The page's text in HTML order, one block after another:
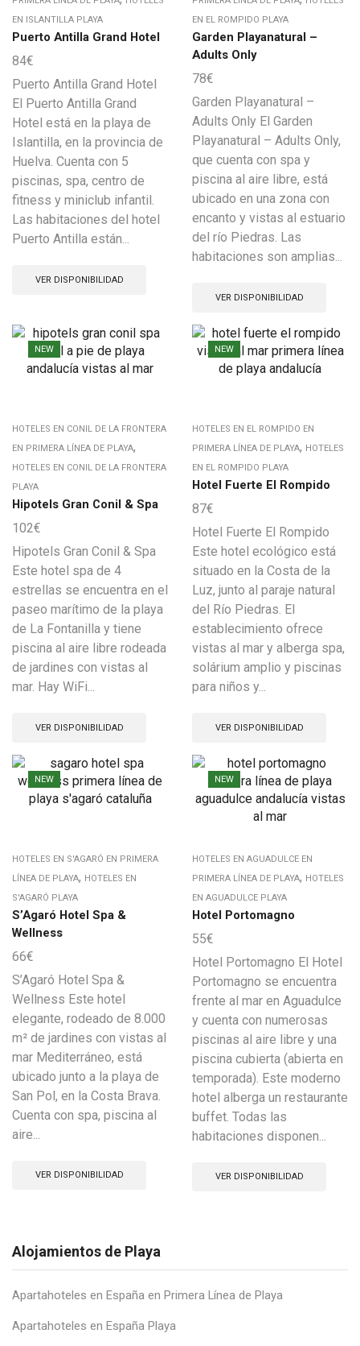
EN ISLANTILLA PLAYA
Puerto Antilla Grand Hotel
84€
Puerto Antilla Grand Hotel
El Puerto Antilla Grand
Hotel está en la playa de
Islantilla, en la provincia de
Huelva. Cuenta con 5
piscinas, spa, centro de
fitness y miniclub infantil.
Las habitaciones del hotel
Puerto Antilla están...
VER DISPONIBILIDAD
EN EL ROMPIDO PLAYA
Garden Playanatural –
Adults Only
78€
Garden Playanatural –
Adults Only El Garden
Playanatural – Adults Only,
que cuenta con spa y
piscina al aire libre, está
ubicado en una zona con
encanto y vistas al estuario
del río Piedras. Las
habitaciones son amplias...
VER DISPONIBILIDAD
NEW
HOTELES EN CONIL DE LA FRONTERA
EN PRIMERA LÍNEA DE PLAYA,
HOTELES EN CONIL DE LA FRONTERA
PLAYA
Hipotels Gran Conil & Spa
102€
Hipotels Gran Conil & Spa
Este hotel spa de 4
estrellas se encuentra en el
paseo marítimo de la playa
de La Fontanilla y tiene
piscina al aire libre rodeada
de jardines con vistas al
mar. Hay WiFi...
VER DISPONIBILIDAD
NEW
HOTELES EN EL ROMPIDO EN
PRIMERA LÍNEA DE PLAYA, HOTELES
EN EL ROMPIDO PLAYA
Hotel Fuerte El Rompido
87€
Hotel Fuerte El Rompido
Este hotel ecológico está
situado en la Costa de la
Luz, junto al paraje natural
del Río Piedras. El
establecimiento ofrece
vistas al mar y alberga spa,
solárium amplio y piscinas
para niños y...
VER DISPONIBILIDAD
NEW
HOTELES EN S'AGARÓ EN PRIMERA
LÍNEA DE PLAYA, HOTELES EN
S'AGARÓ PLAYA
S’Agaró Hotel Spa &
Wellness
66€
S’Agaró Hotel Spa &
Wellness Este hotel
elegante, rodeado de 8.000
m² de jardines con vistas al
mar Mediterráneo, está
ubicado junto a la playa de
San Pol, en la Costa Brava.
Cuenta con spa, piscina al
aire...
VER DISPONIBILIDAD
NEW
HOTELES EN AGUADULCE EN
PRIMERA LÍNEA DE PLAYA, HOTELES
EN AGUADULCE PLAYA
Hotel Portomagno
55€
Hotel Portomagno El Hotel
Portomagno se encuentra
frente al mar en Aguadulce
y cuenta con numerosas
piscinas al aire libre y una
piscina cubierta (abierta en
temporada). Este moderno
hotel alberga un restaurante
buffet. Todas las
habitaciones disponen...
VER DISPONIBILIDAD
Alojamientos de Playa
Apartahoteles en España en Primera Línea de Playa
Apartahoteles en España Playa